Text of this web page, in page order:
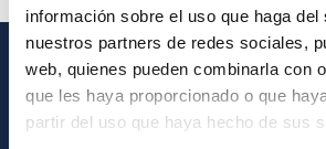
información sobre el uso que haga del
nuestros partners de redes sociales,
web, quienes pueden combinarla con
que les haya proporcionado o que
partir del uso que haya hecho de sus
GENERAL INFORMATION
Contact